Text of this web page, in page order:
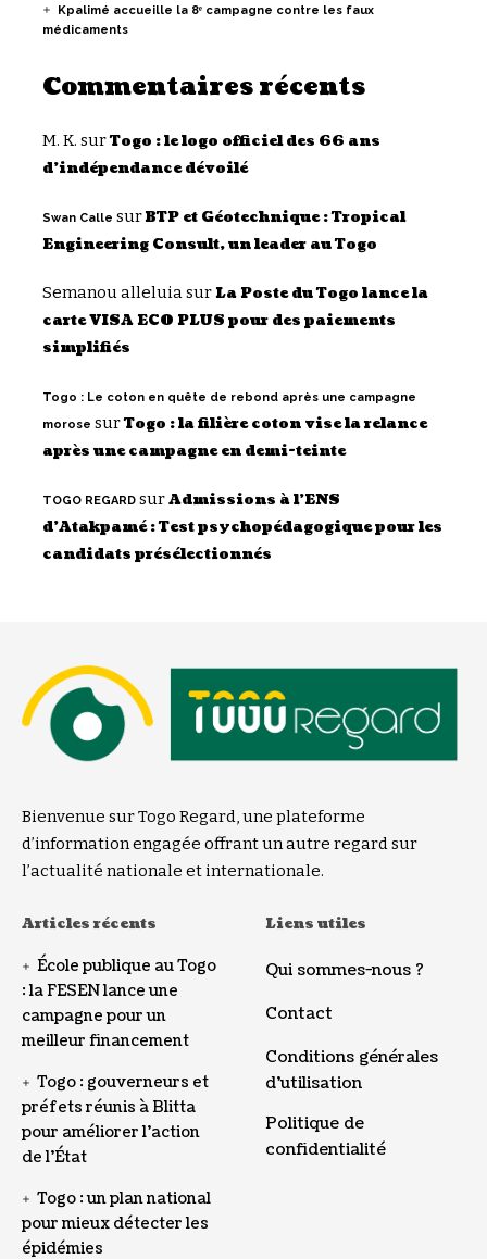
Kpalimé accueille la 8ᵉ campagne contre les faux
médicaments
Commentaires récents
M. K. surTogo : le logo officiel des 66 ans
d’indépendance dévoilé
Swan Calle surBTP et Géotechnique : Tropical
Engineering Consult, un leader au Togo
Semanou alleluiasurLa Poste du Togo lance la
carte VISA ECO PLUS pour des paiements
simplifiés
Togo : Le coton en quête de rebond après une campagne
morose surTogo : la filière coton vise la relance
après une campagne en demi-teinte
TOGO REGARD surAdmissions à l’ENS
d’Atakpamé : Test psychopédagogique pour les
candidats présélectionnés
Bienvenue sur Togo Regard, une plateforme
d’information engagée offrant un autre regard sur
l’actualité nationale et internationale.
Articles récents
École publique au Togo
: la FESEN lance une
campagne pour un
meilleur financement
Togo : gouverneurs et
préfets réunis à Blitta
pour améliorer l’action
de l’État
Togo : un plan national
pour mieux détecter les
épidémies
Liens utiles
Qui sommes-nous ?
Contact
Conditions générales
d’utilisation
Politique de
confidentialité